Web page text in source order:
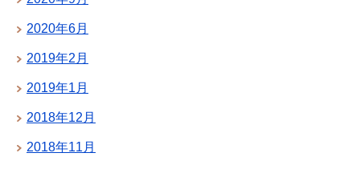
2020年6月
2019年2月
2019年1月
2018年12月
2018年11月